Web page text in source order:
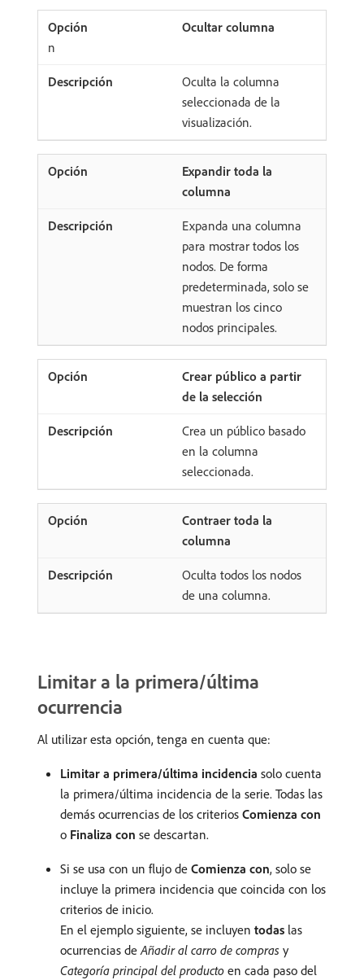
Ocultar columna
​n
Oculta la columna
seleccionada de la
visualización.
Expandir toda la
columna
Expanda una columna
para mostrar todos los
nodos. De forma
predeterminada, solo se
muestran los cinco
nodos principales.
Crear público a partir
de la selección
Crea un público basado
en la columna
seleccionada.
Contraer toda la
columna
Oculta todos los nodos
de una columna.
Limitar a la primera/última
ocurrencia
Al utilizar esta opción, tenga en cuenta que:
Limitar a primera/última incidencia solo cuenta
la primera/última incidencia de la serie. Todas las
demás ocurrencias de los criterios Comienza con
o Finaliza con se descartan.
Si se usa con un flujo de Comienza con, solo se
incluye la primera incidencia que coincida con los
criterios de inicio.
En el ejemplo siguiente, se incluyen todas las
ocurrencias de Añadir al carro de compras y
Categoría principal del producto en cada paso del